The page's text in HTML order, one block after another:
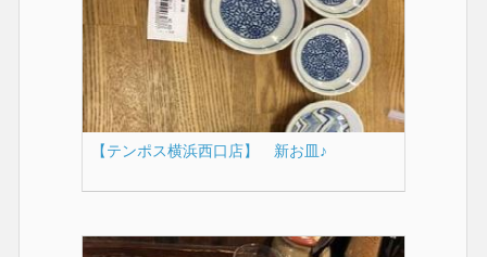
【テンポス横浜西口店】 新お皿♪